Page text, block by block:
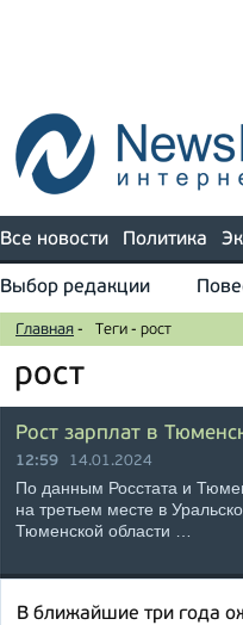
Все новости Политика
Выбор редакции
Главная - Теги - рост
рост
Рост зарплат в
12:59 14.01.2024
По данным Росстата и
на третьем месте в
Тюменской области …
В ближайшие три года